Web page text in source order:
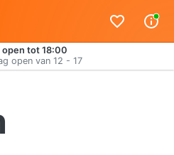
open tot 18:00
open van 12 - 17